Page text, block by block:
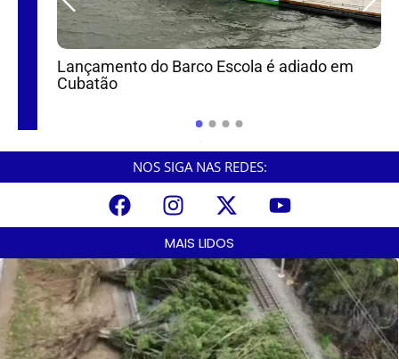
Lançamento do Barco Escola é adiado em
Cubatão
NOS SIGA NAS REDES:
MAIS LIDOS